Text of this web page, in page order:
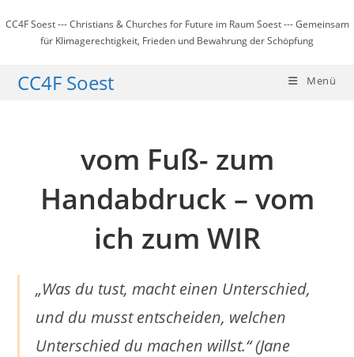
Inhalt
springen
CC4F Soest --- Christians & Churches for Future im Raum Soest --- Gemeinsam
für Klimagerechtigkeit, Frieden und Bewahrung der Schöpfung
CC4F Soest Menü
vom Fuß- zum
Handabdruck – vom
ich zum WIR
„Was du tust, macht einen Unterschied,
und du musst entscheiden, welchen
Unterschied du machen willst.“ (Jane